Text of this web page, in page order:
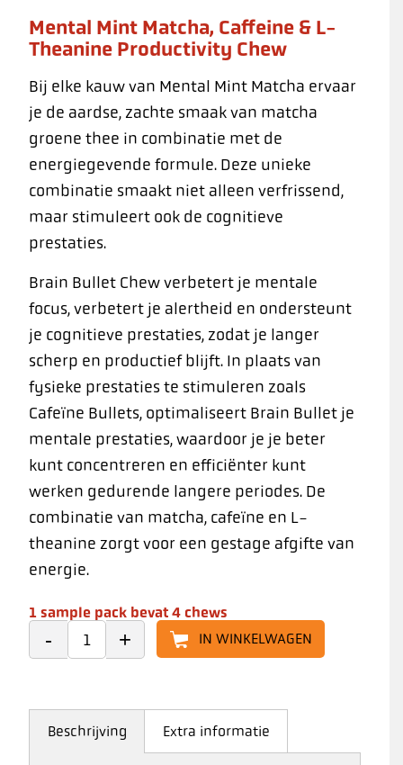
Mental Mint Matcha, Caffeine & L-
Theanine Productivity Chew
Bij elke kauw van Mental Mint Matcha ervaar
je de aardse, zachte smaak van matcha
groene thee in combinatie met de
energiegevende formule. Deze unieke
combinatie smaakt niet alleen verfrissend,
maar stimuleert ook de cognitieve
prestaties.
Brain Bullet Chew verbetert je mentale
focus, verbetert je alertheid en ondersteunt
je cognitieve prestaties, zodat je langer
scherp en productief blijft. In plaats van
fysieke prestaties te stimuleren zoals
Cafeïne Bullets, optimaliseert Brain Bullet je
mentale prestaties, waardoor je je beter
kunt concentreren en efficiënter kunt
werken gedurende langere periodes. De
combinatie van matcha, cafeïne en L-
theanine zorgt voor een gestage afgifte van
energie.
1 sample pack bevat 4 chews
IN WINKELWAGEN
Beschrijving Extra informatie